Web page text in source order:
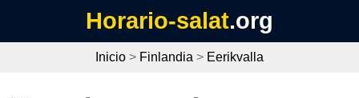
Horario-salat.org
Inicio > Finlandia > Eerikvalla